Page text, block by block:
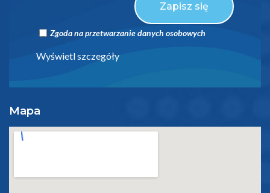
Zapisz się
Zgoda na przetwarzanie danych osobowych
Wyświetl szczegóły
Mapa